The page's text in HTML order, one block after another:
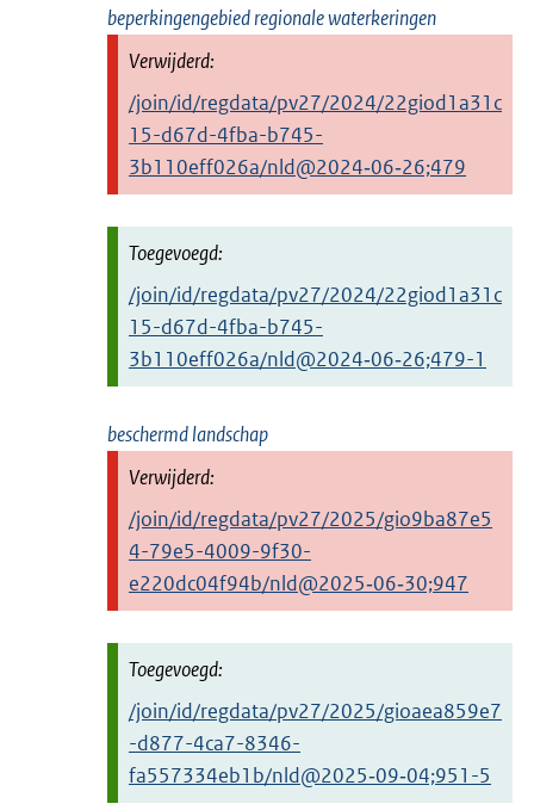
beperkingengebied regionale waterkeringen
/join/id/regdata/pv27/2024/22giod1a31c
15-d67d-4fba-b745-
3b110eff026a/nld@2024‑06‑26;479
/join/id/regdata/pv27/2024/22giod1a31c
15-d67d-4fba-b745-
3b110eff026a/nld@2024‑06‑26;479-1
beschermd landschap
/join/id/regdata/pv27/2025/gio9ba87e5
4-79e5-4009-9f30-
e220dc04f94b/nld@2025‑06‑30;947
/join/id/regdata/pv27/2025/gioaea859e7
-d877-4ca7-8346-
fa557334eb1b/nld@2025‑09‑04;951-5